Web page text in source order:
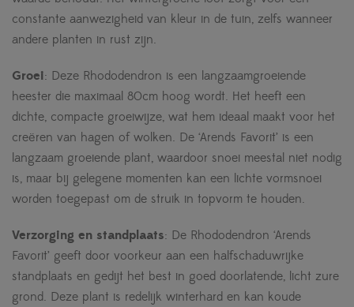
constante aanwezigheid van kleur in de tuin, zelfs wanneer
andere planten in rust zijn.
Groei: Deze Rhododendron is een langzaamgroeiende
heester die maximaal 80cm hoog wordt. Het heeft een
dichte, compacte groeiwijze, wat hem ideaal maakt voor het
creëren van hagen of wolken. De ‘Arends Favorit’ is een
langzaam groeiende plant, waardoor snoei meestal niet nodig
is, maar bij gelegene momenten kan een lichte vormsnoei
worden toegepast om de struik in topvorm te houden.
Verzorging en standplaats: De Rhododendron ‘Arends
Favorit’ geeft door voorkeur aan een halfschaduwrijke
standplaats en gedijt het best in goed doorlatende, licht zure
grond. Deze plant is redelijk winterhard en kan koude